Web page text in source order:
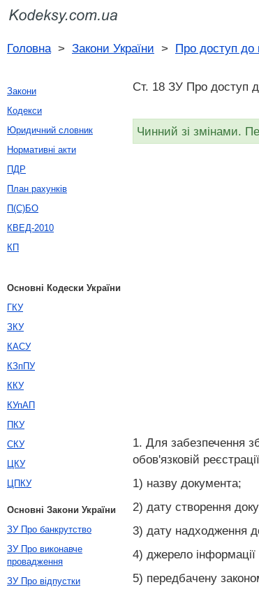
Головна> Закони України > Про доступ до
Ст. 18 ЗУ Про доступ
Чинний зі змінами.
1. Для забезпечення
обов'язковій
1) назву документа;
2) дату створення
3) дату надходження
4) джерело інформації
5) передбачену
Закони
Кодекси
Юридичний словник
Нормативні акти
ПДР
План рахунків
П(С)БО
КВЕД-2010
КП
Основні Кодески України
ГКУ
ЗКУ
КАСУ
КЗпПУ
ККУ
КУпАП
ПКУ
СКУ
ЦКУ
ЦПКУ
Основні Закони України
ЗУ Про банкрутство
ЗУ Про виконавче
провадження
ЗУ Про відпустки